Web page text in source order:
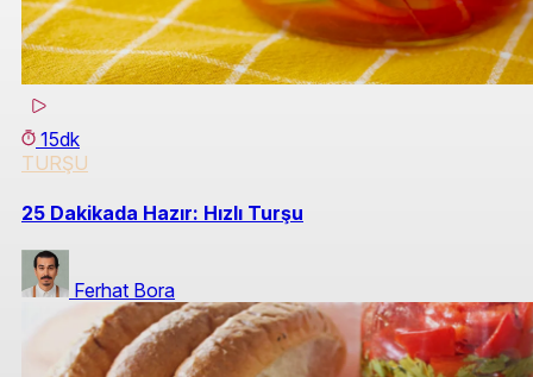
15dk
TURŞU
25 Dakikada Hazır: Hızlı Turşu
Ferhat Bora